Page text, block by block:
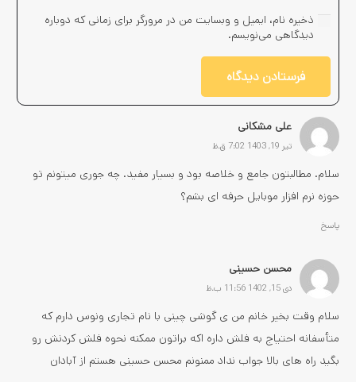
علی مشکانی
تیر 19, 1403 7:02 ق.ظ
سلام. مطالبتون جامع و خلاصه بود و بسیار مفید. چه جوری میتونم تو
حوزه نرم افزار موبایل حرفه ای بشم؟
پاسخ
محسن حسینی
دی 15, 1402 11:56 ب.ظ
سلام وقت بخیر خانم من ی گوشی چینی با نام تجاری ونوس دارم که
متأسفانه احتیاج به فلش داره اکه براتون ممکنه نحوه فلش کردنش رو
بگید راه های بالا جواب نداد ممنونم محسن حسینی هستم از آبادان
ذخیره نام، ایمیل و وبسایت من در مرورگر برای زمانی که دوباره
دیدگاهی می‌نویسم.
فرستادن دیدگاه